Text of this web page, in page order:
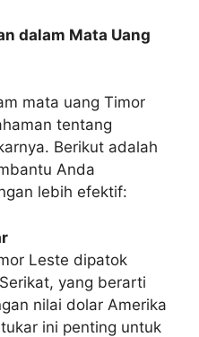
dalam Mata Uang
mata uang Timor
tentang
Berikut adalah
Anda
lebih efektif:
Leste dipatok
yang berarti
nilai dolar Amerika
ini penting untuk